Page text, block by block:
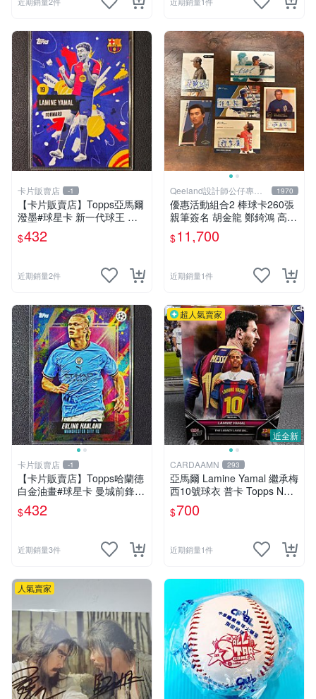
卡片販賣店 -1
【卡片販賣店】Topps亞馬爾
潑墨#球星卡 新一代球王 巴
塞羅那 西班牙超
$432
近期銷量2件
Qeeland設計師公仔專賣
店
1970
優惠活動組合2 棒球卡260張
親筆簽名 胡金龍 鄭錡鴻 高國
輝/羅國輝 蔣智賢 不議價不拆
賣
$11,700
近期銷量1件
卡片販賣店 -1
【卡片販賣店】Topps哈蘭德
白金油畫#球星卡 曼城前鋒
英超金靴 歐冠冠
$432
近期銷量3件
近全新
超人氣賣家
CARDAAMN 293
亞馬爾 Lamine Yamal 繼承梅
西10號球衣 普卡 Topps Now
#373
$700
近期銷量1件
人氣賣家